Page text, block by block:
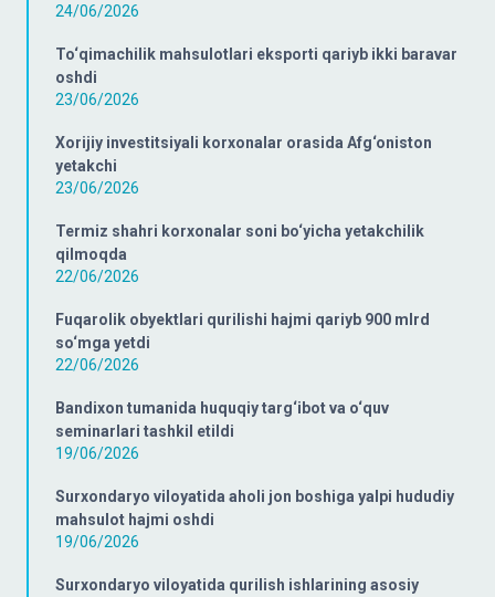
24/06/2026
To‘qimachilik mahsulotlari eksporti qariyb ikki baravar
oshdi
23/06/2026
Xorijiy investitsiyali korxonalar orasida Afg‘oniston
yetakchi
23/06/2026
Termiz shahri korxonalar soni bo‘yicha yetakchilik
qilmoqda
22/06/2026
Fuqarolik obyektlari qurilishi hajmi qariyb 900 mlrd
so‘mga yetdi
22/06/2026
Bandixon tumanida huquqiy targ‘ibot va o‘quv
seminarlari tashkil etildi
19/06/2026
Surxondaryo viloyatida aholi jon boshiga yalpi hududiy
mahsulot hajmi oshdi
19/06/2026
Surxondaryo viloyatida qurilish ishlarining asosiy